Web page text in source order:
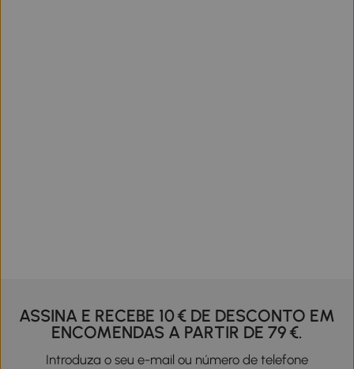
ASSINA E RECEBE 10 € DE DESCONTO EM
ENCOMENDAS A PARTIR DE 79 €.
Introduza o seu e-mail ou número de telefone